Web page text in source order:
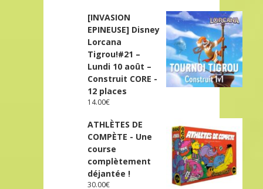
[INVASION
EPINEUSE] Disney
Lorcana
Tigrou!#21 –
Lundi 10 août –
Construit CORE -
12 places
14.00€
ATHLÈTES DE
COMPÈTE - Une
course
complètement
déjantée !
30.00€